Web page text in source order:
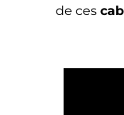
de ces